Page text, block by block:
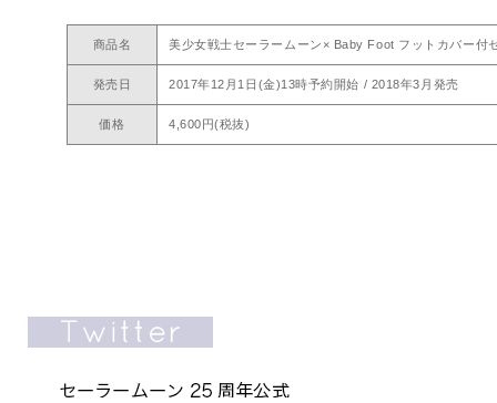
商品名 美少女戦士セーラームーン× Baby Foot フットカバー付
発売日 2017年12月1日(金)13時予約開始 / 2018年3月発売
価格 4,600円(税抜)